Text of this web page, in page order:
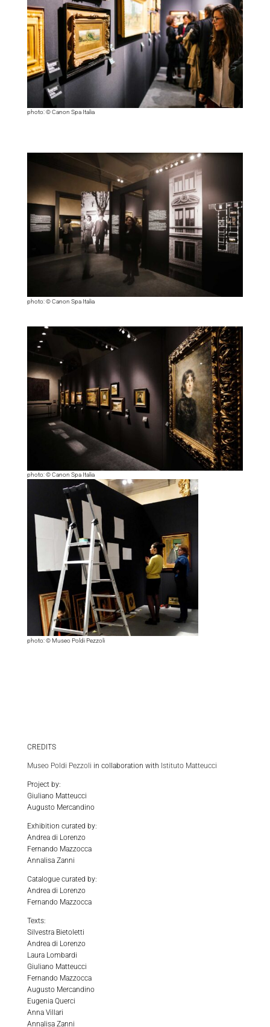
photo: © Canon Spa Italia
photo: © Canon Spa Italia
photo: © Canon Spa Italia
photo: © Museo Poldi Pezzoli
CREDITS
Museo Poldi Pezzoli in collaboration with Istituto Matteucci
Project by:
Giuliano Matteucci
Augusto Mercandino
Exhibition curated by:
Andrea di Lorenzo
Fernando Mazzocca
Annalisa Zanni
Catalogue curated by:
Andrea di Lorenzo
Fernando Mazzocca
Texts:
Silvestra Bietoletti
Andrea di Lorenzo
Laura Lombardi
Giuliano Matteucci
Fernando Mazzocca
Augusto Mercandino
Eugenia Querci
Anna Villari
Annalisa Zanni